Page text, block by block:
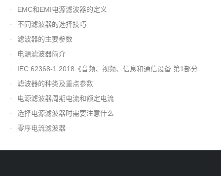
·
EMC和EMI电源滤波器的定义
·
不同滤波器的选择技巧
·
滤波器的主要参数
·
电源滤波器简介
·
IEC 62368-1:2018《音频、视频、信息和通信设备 第1部分：安全要求》第三版发布
·
滤波器的种类及重点参数
·
电源滤波器周期电流和额定电流
·
选择电源滤波器时需要注意什么
·
零序电流滤波器